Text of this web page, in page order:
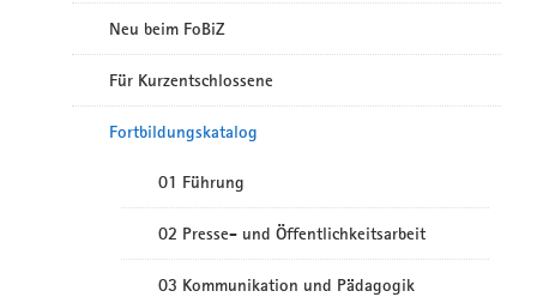
Neu beim FoBiZ
Für Kurzentschlossene
Fortbildungskatalog
01 Führung
02 Presse- und Öffentlichkeitsarbeit
03 Kommunikation und Pädagogik